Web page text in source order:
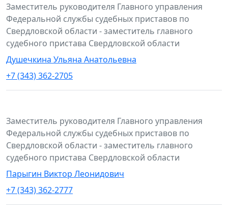
Заместитель руководителя Главного управления
Федеральной службы судебных приставов по
Свердловской области - заместитель главного
судебного пристава Свердловской области
Душечкина Ульяна Анатольевна
+7 (343) 362-2705
Заместитель руководителя Главного управления
Федеральной службы судебных приставов по
Свердловской области - заместитель главного
судебного пристава Свердловской области
Парыгин Виктор Леонидович
+7 (343) 362-2777